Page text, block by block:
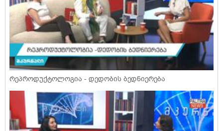
რეპროდუქტოლოგია - დედობის ბედნიერება